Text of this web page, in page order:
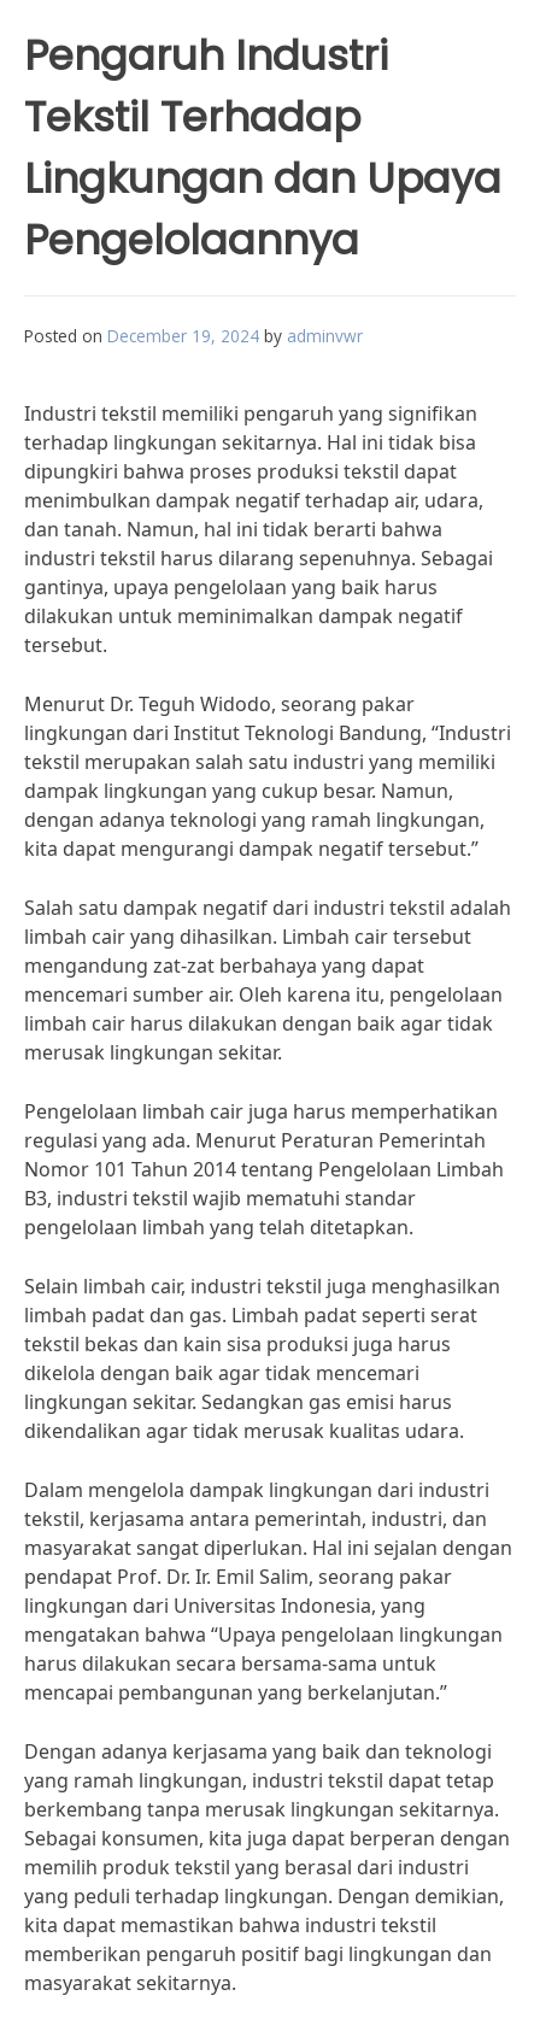
Pengaruh Industri
Tekstil Terhadap
Lingkungan dan Upaya
Pengelolaannya
Posted on December 19, 2024 by adminvwr
Industri tekstil memiliki pengaruh yang signifikan
terhadap lingkungan sekitarnya. Hal ini tidak bisa
dipungkiri bahwa proses produksi tekstil dapat
menimbulkan dampak negatif terhadap air, udara,
dan tanah. Namun, hal ini tidak berarti bahwa
industri tekstil harus dilarang sepenuhnya. Sebagai
gantinya, upaya pengelolaan yang baik harus
dilakukan untuk meminimalkan dampak negatif
tersebut.
Menurut Dr. Teguh Widodo, seorang pakar
lingkungan dari Institut Teknologi Bandung, “Industri
tekstil merupakan salah satu industri yang memiliki
dampak lingkungan yang cukup besar. Namun,
dengan adanya teknologi yang ramah lingkungan,
kita dapat mengurangi dampak negatif tersebut.”
Salah satu dampak negatif dari industri tekstil adalah
limbah cair yang dihasilkan. Limbah cair tersebut
mengandung zat-zat berbahaya yang dapat
mencemari sumber air. Oleh karena itu, pengelolaan
limbah cair harus dilakukan dengan baik agar tidak
merusak lingkungan sekitar.
Pengelolaan limbah cair juga harus memperhatikan
regulasi yang ada. Menurut Peraturan Pemerintah
Nomor 101 Tahun 2014 tentang Pengelolaan Limbah
B3, industri tekstil wajib mematuhi standar
pengelolaan limbah yang telah ditetapkan.
Selain limbah cair, industri tekstil juga menghasilkan
limbah padat dan gas. Limbah padat seperti serat
tekstil bekas dan kain sisa produksi juga harus
dikelola dengan baik agar tidak mencemari
lingkungan sekitar. Sedangkan gas emisi harus
dikendalikan agar tidak merusak kualitas udara.
Dalam mengelola dampak lingkungan dari industri
tekstil, kerjasama antara pemerintah, industri, dan
masyarakat sangat diperlukan. Hal ini sejalan dengan
pendapat Prof. Dr. Ir. Emil Salim, seorang pakar
lingkungan dari Universitas Indonesia, yang
mengatakan bahwa “Upaya pengelolaan lingkungan
harus dilakukan secara bersama-sama untuk
mencapai pembangunan yang berkelanjutan.”
Dengan adanya kerjasama yang baik dan teknologi
yang ramah lingkungan, industri tekstil dapat tetap
berkembang tanpa merusak lingkungan sekitarnya.
Sebagai konsumen, kita juga dapat berperan dengan
memilih produk tekstil yang berasal dari industri
yang peduli terhadap lingkungan. Dengan demikian,
kita dapat memastikan bahwa industri tekstil
memberikan pengaruh positif bagi lingkungan dan
masyarakat sekitarnya.